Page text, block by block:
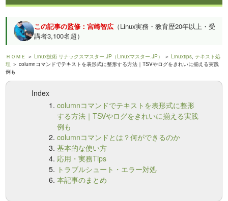
この記事の監修：宮崎智広 （Linux実務・教育歴20年以上・受
講者3,100名超）
ＨＯＭＥ ＞Linux技術 リナックスマスター.JP（Linuxマスター.JP） ＞Linuxtips, テキスト処
理 ＞ columnコマンドでテキストを表形式に整形する方法｜TSVやログをきれいに揃える実践
例も
Index
columnコマンドでテキストを表形式に整形
する方法｜TSVやログをきれいに揃える実践
例も
columnコマンドとは？何ができるのか
基本的な使い方
応用・実務Tips
トラブルシュート・エラー対処
本記事のまとめ